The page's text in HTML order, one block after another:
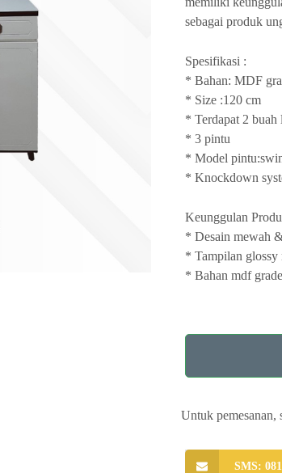
sebagai produk
Spesifikasi :
* Bahan: MDF
* Size :120 cm
* Terdapat 2 buah
* 3 pintu
* Model
* Knockdown
Keunggulan
* Desain mewah
* Tampilan glossy
* Bahan mdf
Untuk
SMS: